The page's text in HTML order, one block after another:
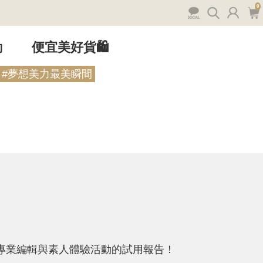
0
便宜美好貨🛍️
#夢想美力最美瞬間
編輯與素人體驗活動的試用報告！